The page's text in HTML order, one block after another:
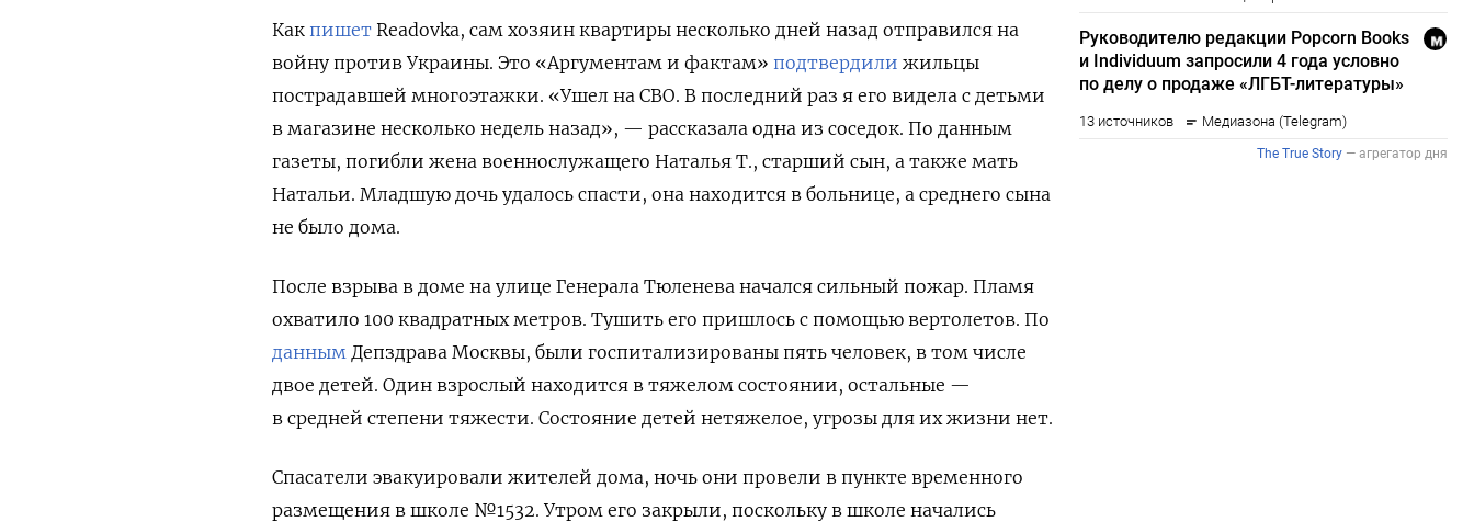
Как пишет Readovka, сам хозяин квартиры несколько дней назад отправился на
войну против Украины. Это «Аргументам и фактам» подтвердили жильцы
пострадавшей многоэтажки. «Ушел на СВО. В последний раз я его видела с детьми
в магазине несколько недель назад», — рассказала одна из соседок. По данным
газеты, погибли жена военнослужащего Наталья Т., старший сын, а также мать
Натальи. Младшую дочь удалось спасти, она находится в больнице, а среднего сына
не было дома.
После взрыва в доме на улице Генерала Тюленева начался сильный пожар. Пламя
охватило 100 квадратных метров. Тушить его пришлось с помощью вертолетов. По
данным Депздрава Москвы, были госпитализированы пять человек, в том числе
двое детей. Один взрослый находится в тяжелом состоянии, остальные —
в средней степени тяжести. Состояние детей нетяжелое, угрозы для их жизни нет.
Спасатели эвакуировали жителей дома, ночь они провели в пункте временного
размещения в школе №1532. Утром его закрыли, поскольку в школе начались